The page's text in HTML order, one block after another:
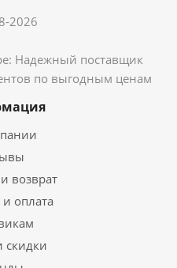
2026
Надежный поставщик
по выгодным ценам
возврат
и оплата
скидки